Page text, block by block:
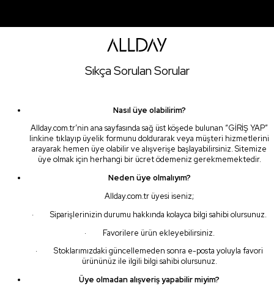
Sıkça Sorulan Sorular
Nasıl üye olabilirim?
Allday.com.tr’nin ana sayfasında sağ üst köşede bulunan “GİRİŞ YAP”
linkine tıklayıp üyelik formunu doldurarak veya müşteri hizmetlerini
arayarak hemen üye olabilir ve alışverişe başlayabilirsiniz. Sitemize
üye olmak için herhangi bir ücret ödemeniz gerekmemektedir.
Neden üye olmalıyım?
Allday.com.tr üyesi iseniz;
· Siparişlerinizin durumu hakkında kolayca bilgi sahibi olursunuz.
· Favorilere ürün ekleyebilirsiniz.
· Stoklarımızdaki güncellemeden sonra e-posta yoluyla favori
ürününüz ile ilgili bilgi sahibi olursunuz.
Üye olmadan alışveriş yapabilir miyim?